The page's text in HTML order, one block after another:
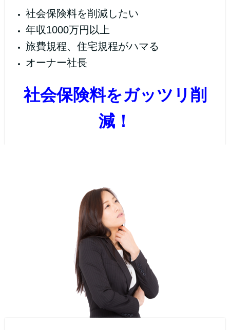
社会保険料を削減したい
年収1000万円以上
旅費規程、住宅規程がハマる
オーナー社長
社会保険料をガッツリ削
減！